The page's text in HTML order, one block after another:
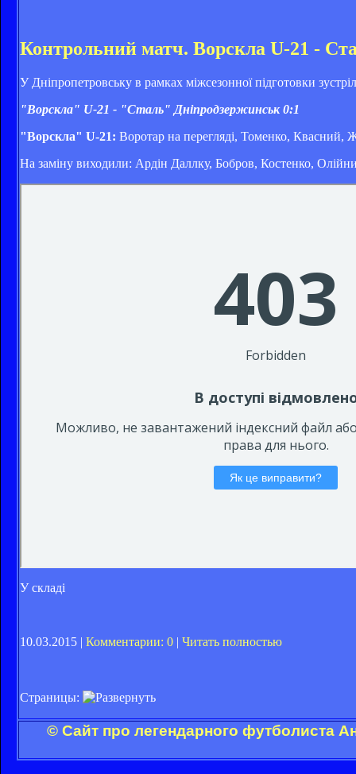
Контрольний матч. Ворскла U-21 -
У Дніпропетровську в рамках міжсезонної підготовки
"Ворскла" U-21 - "Сталь" Дніпродзержинськ 0:1
"Ворскла" U-21: Воротар на перегляді, Томенко,
На заміну виходили: Ардін Даллку, Бобров, Костенко,
У складі
10.03.2015 | Комментарии: 0 | Читать полностью
Страницы:
© Сайт про легендарного футболиста